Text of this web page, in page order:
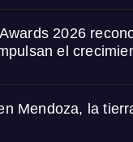
2026
el
Mendoza, la